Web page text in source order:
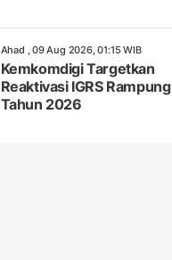
Ahad , 09 Aug 2026, 01:15 WIB
Kemkomdigi Targetkan
Reaktivasi IGRS Rampung
Tahun 2026